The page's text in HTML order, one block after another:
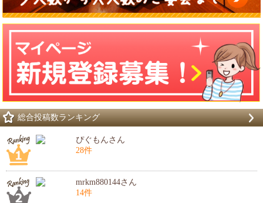
総合投稿数ランキング
ぴぐもんさん
28件
mrkm880144さん
14件